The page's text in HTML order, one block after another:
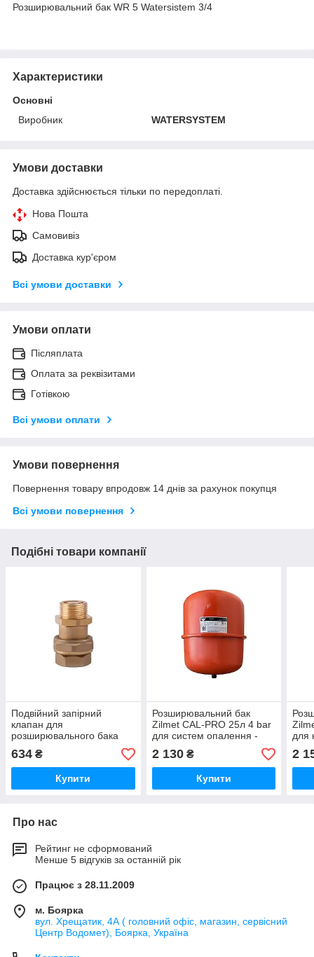
Розширювальний бак WR 5 Watersistem 3/4
Характеристики
Основні
Виробник
WATERSYSTEM
Умови доставки
Доставка здійснюється тільки по передоплаті.
Нова Пошта
Самовивіз
Доставка кур'єром
Всі умови доставки
Умови оплати
Післяплата
Оплата за реквізитами
Готівкою
Всі умови оплати
Умови повернення
Повернення товару впродовж 14 днів за рахунок покупця
Всі умови повернення
Подібні товари компанії
Подвійний запірний
клапан для
розширювального бака
3/4&#039; Icma S142 -
25190-01
634 ₴
Купити
Розширювальний бак
Zilmet CAL-PRO 25л 4 bar
для систем опалення -
31638-01
2 130₴
Купити
для
2
Про нас
Рейтинг не сформований
Менше 5 відгуків за останній рік
Працює з 28.11.2009
м. Боярка
вул. Хрещатик, 4А ( головний офіс, магазин, сервісний
Центр Водомет), Боярка, Україна